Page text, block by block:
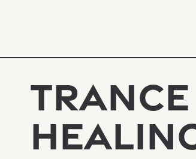
Trance